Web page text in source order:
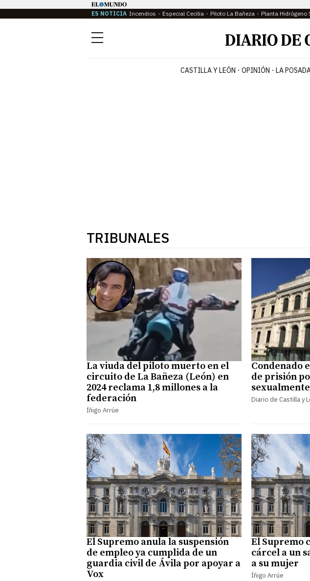
ES NOTICIA Incendios Especial Cecilia Piloto La Bañeza Planta Hidrógeno
Menú
CASTILLA Y LEÓN OPINIÓN LA
TRIBUNALES
La viuda del piloto muerto en el
circuito de La Bañeza (León) en
2024 reclama 1,8 millones a la
federación
Íñigo Arrúe
Condenado
de prisión
Diario de Castilla y
El Supremo anula la suspensión
de empleo ya cumplida de un
guardia civil de Ávila por apoyar a
Vox
El Supremo
cárcel a un
a su mujer
Íñigo Arrúe